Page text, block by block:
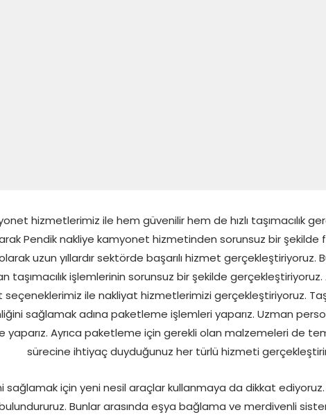
hizmetlerimiz ile hem güvenilir hem de hızlı taşımacılık
Pendik nakliye kamyonet hizmetinden sorunsuz bir şekilde
uzun yıllardır sektörde başarılı hizmet gerçekleştiriyoruz.
taşımacılık işlemlerinin sorunsuz bir şekilde
ile nakliyat hizmetlerimizi gerçekleştiriyoruz.
sağlamak adına paketleme işlemleri yaparız. Uzman
yaparız. Ayrıca paketleme için gerekli olan malzemeleri de
sürecine ihtiyaç duyduğunuz her türlü hizmeti
sağlamak için yeni nesil araçlar kullanmaya da dikkat ediyoruz.
Bunlar arasında eşya bağlama ve merdivenli